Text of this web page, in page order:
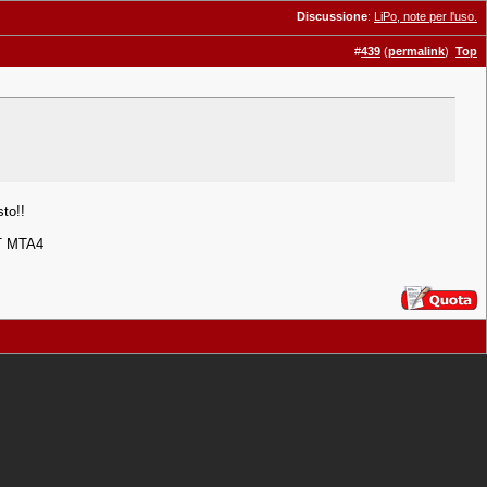
Discussione: LiPo, note per l'uso.
#439 (permalink) Top
MTA4